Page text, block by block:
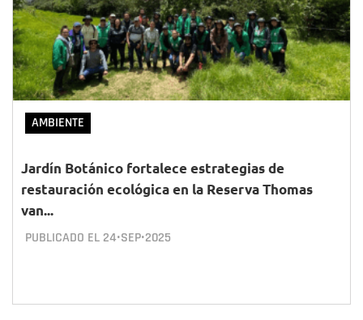
AMBIENTE
Jardín Botánico fortalece estrategias de
restauración ecológica en la Reserva Thomas
van...
PUBLICADO EL 24•SEP•2025